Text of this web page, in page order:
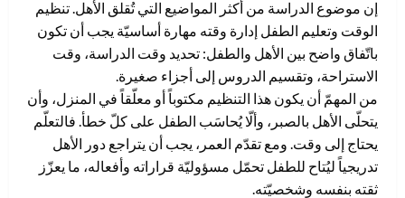
إن موضوع الدراسة من أكثر المواضيع التي تُقلق الأهل. تنظيم
الوقت وتعليم الطفل إدارة وقته مهارة أساسيّة يجب أن تكون
باتّفاق واضح بين الأهل والطفل: تحديد وقت الدراسة، وقت
الاستراحة، وتقسيم الدروس إلى أجزاء صغيرة.
من المهمّ أن يكون هذا التنظيم مكتوباً أو معلّقاً في المنزل، وأن
يتحلّى الأهل بالصبر، وألّا يُحاسَب الطفل على كلّ خطأ. فالتعلّم
يحتاج إلى وقت. ومع تقدّم العمر، يجب أن يتراجع دور الأهل
تدريجياً ليُتاح للطفل تحمّل مسؤوليّة قراراته وأفعاله، ما يعزّز
ثقته بنفسه وشخصيّته.